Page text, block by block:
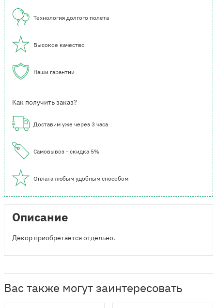
Технология долгого полета
Высокое качество
Наши гарантии
Как получить заказ?
Доставим уже через 3 часа
Самовывоз - скидка 5%
Оплата любым удобным способом
Описание
Декор приобретается отдельно.
Вас также могут заинтересовать